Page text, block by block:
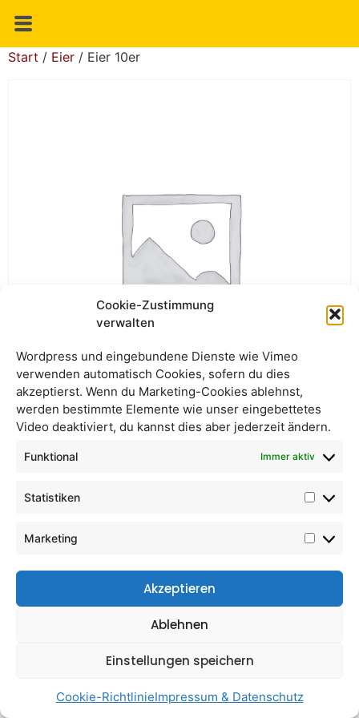
Cookie-Zustimmung
verwalten
Wordpress und eingebundene Dienste wie Vimeo
verwenden automatisch Cookies, sofern du dies
akzeptierst. Wenn du Marketing-Cookies ablehnst,
werden bestimmte Elemente wie unser eingebettetes
Video deaktiviert, du kannst dies aber jederzeit ändern.
Funktional Immer aktiv
Statistiken
Marketing
Akzeptieren
Ablehnen
Einstellungen speichern
Cookie-RichtlinieImpressum & Datenschutz
Start / Eier / Eier 10er
Eier 10er